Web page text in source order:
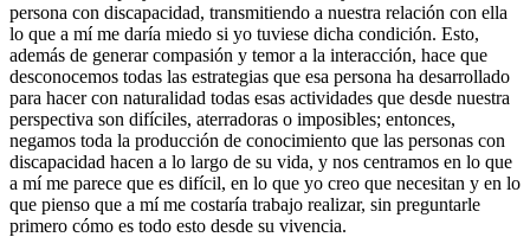
persona con discapacidad, transmitiendo a nuestra relación con ella
lo que a mí me daría miedo si yo tuviese dicha condición. Esto,
además de generar compasión y temor a la interacción, hace que
desconocemos todas las estrategias que esa persona ha desarrollado
para hacer con naturalidad todas esas actividades que desde nuestra
perspectiva son difíciles, aterradoras o imposibles; entonces,
negamos toda la producción de conocimiento que las personas con
discapacidad hacen a lo largo de su vida, y nos centramos en lo que
a mí me parece que es difícil, en lo que yo creo que necesitan y en lo
que pienso que a mí me costaría trabajo realizar, sin preguntarle
primero cómo es todo esto desde su vivencia.